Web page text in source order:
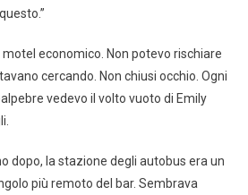
economico. Non potevo rischiare
cercando. Non chiusi occhio. Ogni
vedevo il volto vuoto di Emily
dopo, la stazione degli autobus era un
più remoto del bar. Sembrava